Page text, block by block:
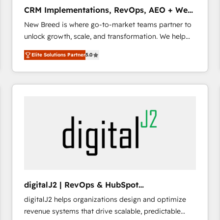
2️⃣ AIエージェント組織構築 営業・マーケティング業務
の一部をAIが自律実行する組織への移行を設計・実装。
Breeze・Claude等をHubSpotと連携させ、役割定義・
運用ルール・成果指標まで含めて設計します。 3️⃣ 全社
DX × AI推進のPMO伴走支援 複数部門をまたぐDX×AI変
革を、構想から実装・定着までPMOとして主導。「設
定の代行ではなく、設計の責任」を引き受け、部門横断
計・構築：リード獲得・CVR・SEOを前提にした情報設
計・導線設計・テンプレート設計をContent Hubで一体
提供。 ▸ 既存CRM・MAからの移行支援：Salesforce・
Marketo・Pardot等からの移行、カスタム設計、履歴
データ移行と活用設計まで。 ▸ AEO対応：ChatGPT・
ンツとサイト構造を最適化。 🏆 なぜ100incを選ぶの
か？ ✓ HubSpot Eliteパートナー認定 ✓ HubSpotアワ
ード受賞・HUGリーダー ✓ ISO27001:2022 /
ISO9001:2015 取得 ✓ 400社以上の導入実績 ✓
CRM Implementations, RevOps, AEO + Web,
Demand Gen
New Breed is where go-to-market teams partner to
unlock growth, scale, and transformation. We help
companies activate HubSpot’s AI-powered
customer platform and operationalize HubSpot’s
Loop Marketing framework through expert-led
services, smart agents, and purpose-built apps,
buyer journey for clean data, scalability, & reporting.
🎯Demand Gen & ABM: Drive pipeline with inbound,
ABM, AEO, SEO, & paid media that fuel growth. 👩‍💻
Web Design: Build high-performing websites with
configure HubSpot AI, & maximize AEO with tailored
AI services. 🧩Integrations: Extend HubSpot with
custom integrations, hosting, & maintenance. As
Elite Solutions Partner5.0
digitalJ2 | RevOps & HubSpot
Implementations
digitalJ2 helps organizations design and optimize
revenue systems that drive scalable, predictable